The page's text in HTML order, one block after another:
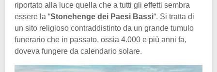
riportato alla luce quella che a tutti gli effetti sembra
essere la “Stonehenge dei Paesi Bassi“. Si tratta di
un sito religioso contraddistinto da un grande tumulo
funerario che in passato, ossia 4.000 e più anni fa,
doveva fungere da calendario solare.